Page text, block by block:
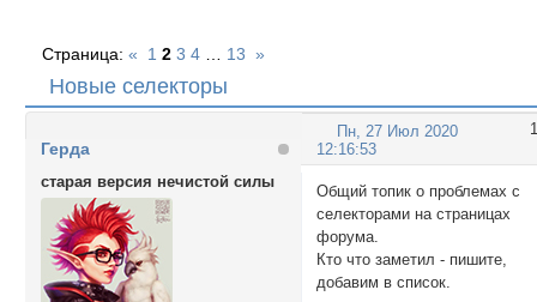
Новые селекторы
Страница:« 1 2 3 4 13 »
1
Пн, 27 Июл 2020
12:16:53
Герда
старая версия нечистой силы
Общий топик о проблемах с
селекторами на страницах
форума.
Кто что заметил - пишите,
добавим в список.